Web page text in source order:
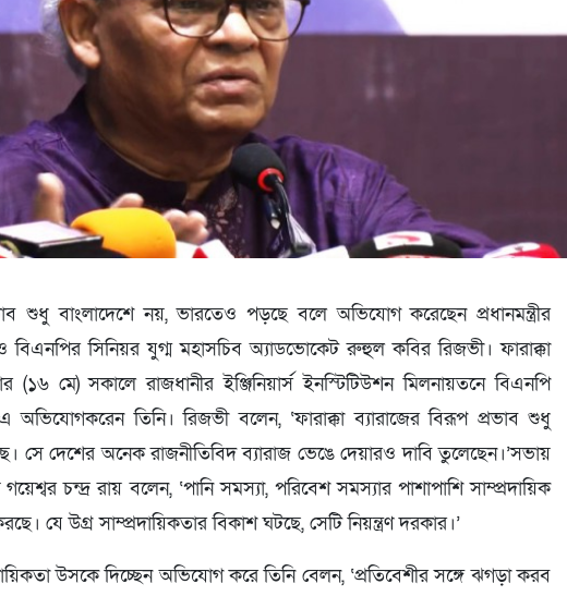
শুধু বাংলাদেশে নয়, ভারতেও পড়ছে বলে অভিযোগ করেছেন প্রধানমন্ত্রীর
বিএনপির সিনিয়র যুগ্ম মহাসচিব অ্যাডভোকেট রুহুল কবির রিজভী। ফারাক্কা
(১৬ মে) সকালে রাজধানীর ইঞ্জিনিয়ার্স ইনস্টিটিউশন মিলনায়তনে বিএনপি
তিনি। রিজভী বলেন, ‘ফারাক্কা ব্যারাজের বিরূপ প্রভাব শুধু
সে দেশের অনেক রাজনীতিবিদ ব্যারাজ ভেঙে দেয়ারও দাবি তুলেছেন।’সভায়
চন্দ্র রায় বলেন, ‘পানি সমস্যা, পরিবেশ সমস্যার পাশাপাশি সাম্প্রদায়িক
যে উগ্র সাম্প্রদায়িকতার বিকাশ ঘটছে, সেটি নিয়ন্ত্রণ দরকার।’
উসকে দিচ্ছেন অভিযোগ করে তিনি বেলন, ‘প্রতিবেশীর সঙ্গে ঝগড়া করব